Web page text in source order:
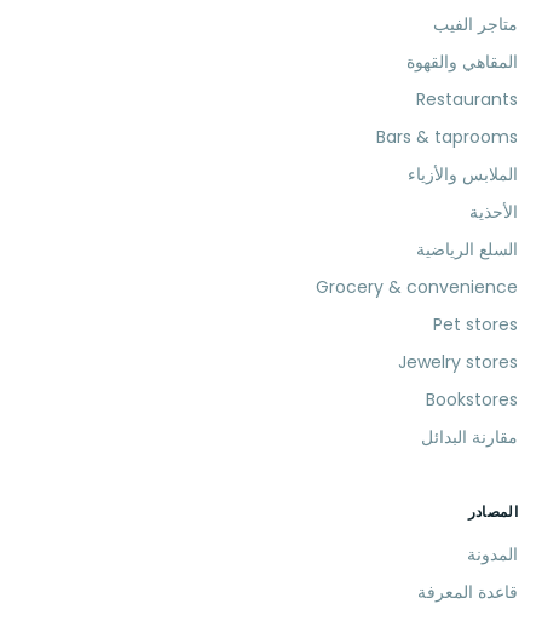
متاجر الفيب
المقاهي والقهوة
Restaurants
Bars & taprooms
الملابس والأزياء
الأحذية
السلع الرياضية
Grocery & convenience
Pet stores
Jewelry stores
Bookstores
مقارنة البدائل
المصادر
المدونة
قاعدة المعرفة